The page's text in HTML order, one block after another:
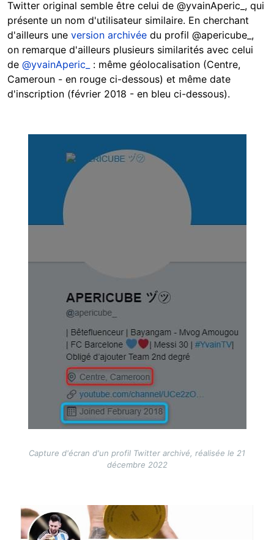
Twitter original semble être celui de @yvainAperic_, qui
présente un nom d'utilisateur similaire. En cherchant
d'ailleurs une version archivée du profil @apericube_,
on remarque d'ailleurs plusieurs similarités avec celui
de @yvainAperic_
: même géolocalisation (Centre,
Cameroun - en rouge ci-dessous) et même date
d'inscription (février 2018 - en bleu ci-dessous).
Capture d'écran d'un profil Twitter archivé, réalisée le 21
décembre 2022
Image